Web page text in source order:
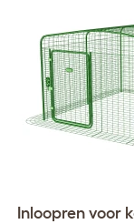
Inloopren voor